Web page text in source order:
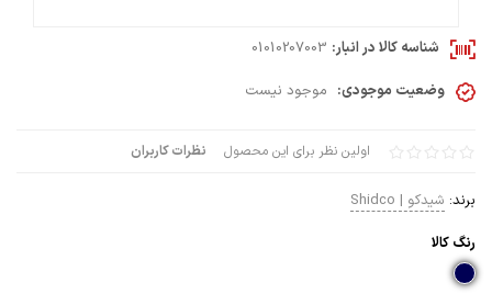
اولین نظر برای این محصول نظرات کاربران
برند: شیدکو | Shidco
رنگ كالا
شناسه کالا در انبار: 01010207003
وضعیت موجودی: موجود نیست